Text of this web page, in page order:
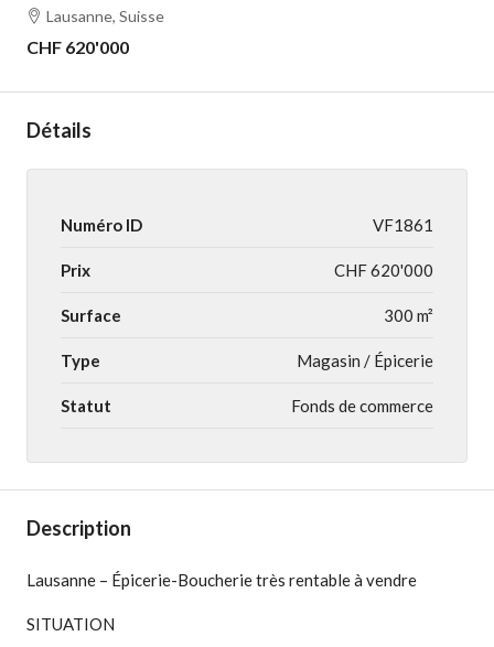
Lausanne, Suisse
CHF 620'000
Détails
Numéro ID VF1861
Prix CHF 620'000
Surface 300 m²
Type Magasin / Épicerie
Statut Fonds de commerce
Description
Lausanne – Épicerie-Boucherie très rentable à vendre
SITUATION